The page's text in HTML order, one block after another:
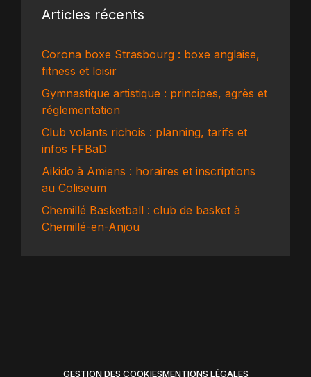
Articles récents
Corona boxe Strasbourg : boxe anglaise,
fitness et loisir
Gymnastique artistique : principes, agrès et
réglementation
Club volants richois : planning, tarifs et
infos FFBaD
Aikido à Amiens : horaires et inscriptions
au Coliseum
Chemillé Basketball : club de basket à
Chemillé-en-Anjou
GESTION DES COOKIESMENTIONS LÉGALES